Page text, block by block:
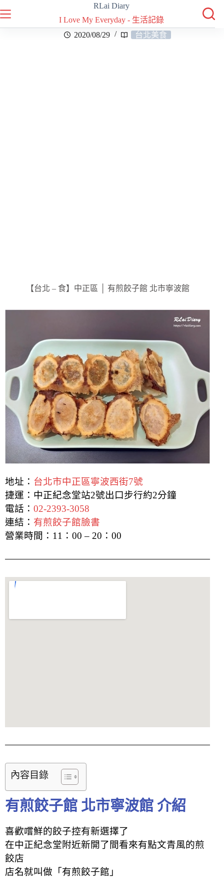
RLai Diary
I Love My Everyday - 生活記錄
2020/08/29
台北美食
【台北 – 食】中正區 │ 有煎餃子館 北市寧波館
地址： 台北市中正區寧波西街7號
捷運： 中正紀念堂站2號出口步行約2分鐘
電話： 02-2393-3058
連結： 有煎餃子館臉書
營業時間： 11：00 – 20：00
內容目錄
有煎餃子館 北市寧波館 介紹
喜歡嚐鮮的餃子控有新選擇了
在中正紀念堂附近新開了間看來有點文青風的煎
餃店
店名就叫做「有煎餃子館」